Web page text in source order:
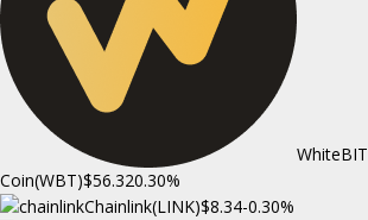
WhiteBIT
Coin(WBT)$56.320.30%
Chainlink(LINK)$8.34-0.30%